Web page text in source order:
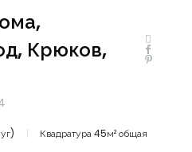
Крюков,
Квадратура 45м² общая